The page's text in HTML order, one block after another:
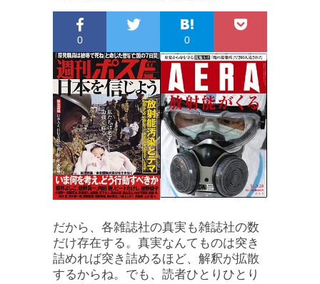
0 0
だから、各雑誌社の真実も雑誌社の数
だけ存在する。真実なんてものは突き
詰めれば突き詰めるほど、解釈が拡散
するからね。でも、読者ひとりひとり